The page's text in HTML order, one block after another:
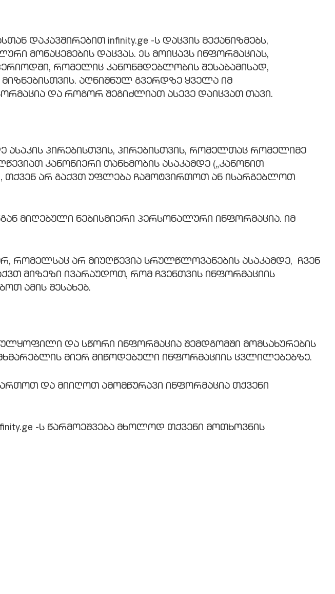
დაკავშირებით infinity.ge -ს დაცვის მექანიზმებს,
მონაცემების დაცვას. Ეს მოიცავს ინფორმაციას,
რომელიც კანონმდებლობის შესაბამისად,
აღნიშნულ გვერდზე ყველა იმ
და როგორ შეგიძლიათ ასევე დაიცვათ თავი.
ასაკის პირებისთვის, პირებისთვის, რომელთაც რომელიმე
კანონიერი თანხმობის ასაკამდე („კანონით
არ გაქვთ უფლება ჩამოტვირთოთ ან ისარგებლოთ
მიღებული ნებისმიერი პერსონალური ინფორმაცია. იმ
რომელსაც არ მიუღწევია სრულწლოვანების ასაკამდე, ჩვენ
მიზეზი ივარაუდოთ, რომ ჩვენთვის ინფორმაციის
ამის შესახებ.
და სწორი ინფორმაცია შემდგომში მომსახურების
მიერ მიწოდებული ინფორმაციის ცვლილებებზე.
და მიიღოთ ამომწურავი ინფორმაცია თქვენი
-ს წარმოეშვება მხოლოდ თქვენი მოთხოვნის